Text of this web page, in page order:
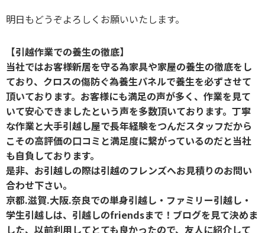
明日もどうぞよろしくお願いいたします。
【引越作業での養生の徹底】
当社ではお客様新居を守る為家具や家屋の養生の徹底をし
ており、クロスの傷防ぐ為養生パネルで養生を必ずさせて
頂いております。お客様にも満足の声が多く、作業を見て
いて安心できましたという声を多数頂いております。丁寧
な作業と大手引越し屋で長年経験をつんだスタッフだから
こその高評価の口コミと満足度に繋がっているのだと当社
も自負しております。
是非、お引越しの際は引越のフレンズへお見積りのお問い
合わせ下さい。
京都.滋賀.大阪.奈良での単身引越し・ファミリー引越し・
学生引越しは、引越しのfriendsまで！ブログを見て決めま
した、以前利用してとても良かったので、友人に紹介して